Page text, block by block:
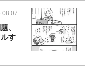
、
す